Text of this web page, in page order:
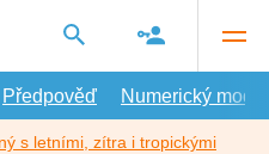
Předpověď Numerický model
s letními, zítra i tropickými